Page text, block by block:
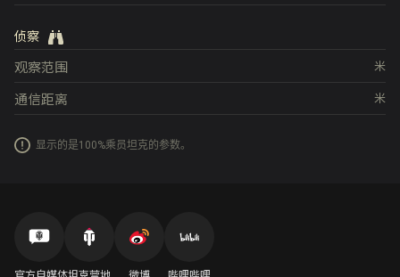
侦察
米
观察范围
米
通信距离
显示的是100%乘员坦克的参数。